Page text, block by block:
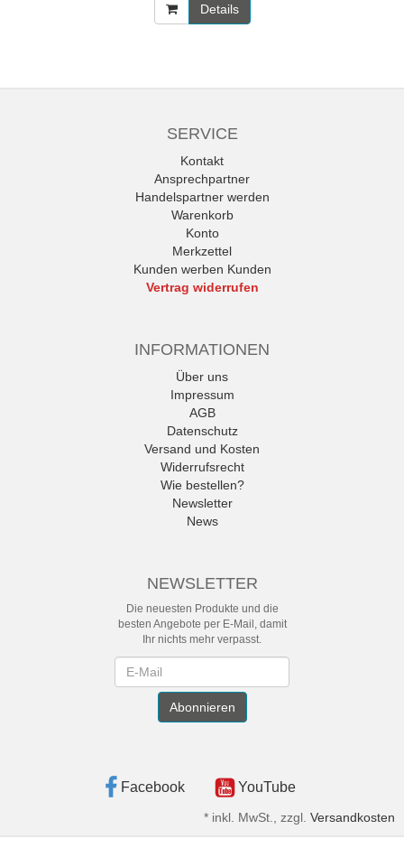
Details
SERVICE
Kontakt
Ansprechpartner
Handelspartner werden
Warenkorb
Konto
Merkzettel
Kunden werben Kunden
Vertrag widerrufen
INFORMATIONEN
Über uns
Impressum
AGB
Datenschutz
Versand und Kosten
Widerrufsrecht
Wie bestellen?
Newsletter
News
NEWSLETTER
Die neuesten Produkte und die
besten Angebote per E-Mail, damit
Ihr nichts mehr verpasst.
Abonnieren
Facebook YouTube
* inkl. MwSt., zzgl. Versandkosten